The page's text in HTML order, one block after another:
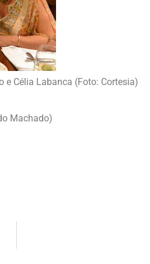
e Célia Labanca (Foto: Cortesia)
Machado)